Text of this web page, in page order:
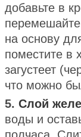
добавьте в
на основу
поместите в
загустеет
что можно
5. Слой
воды и